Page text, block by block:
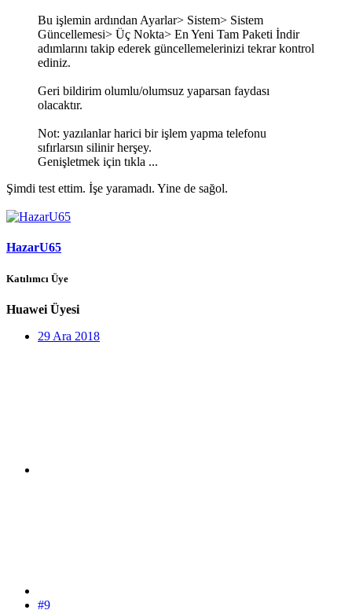
Bu işlemin ardından Ayarlar> Sistem> Sistem
Güncellemesi> Üç Nokta> En Yeni Tam Paketi İndir
adımlarını takip ederek güncellemelerinizi tekrar kontrol
ediniz.
Geri bildirim olumlu/olumsuz yaparsan faydası
olacaktır.
Not: yazılanlar harici bir işlem yapma telefonu
sıfırlarsın silinir herşey.
Genişletmek için tıkla ...
Şimdi test ettim. İşe yaramadı. Yine de sağol.
HazarU65
Katılımcı Üye
Huawei Üyesi
29 Ara 2018
#9